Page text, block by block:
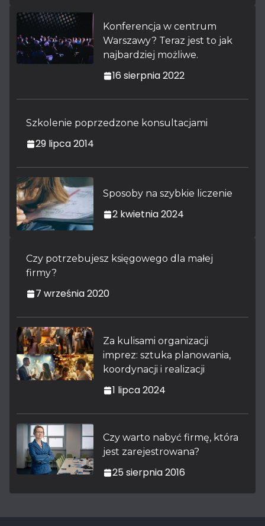
Konferencja w centrum
Warszawy? Teraz jest to jak
najbardziej możliwe.
16 sierpnia 2022
Szkolenie poprzedzone konsultacjami
29 lipca 2014
Sposoby na szybkie liczenie
2 kwietnia 2024
Czy potrzebujesz księgowego dla małej
firmy?
7 września 2020
Za kulisami organizacji
imprez: sztuka planowania,
koordynacji i realizacji
1 lipca 2024
Czy warto nabyć firmę, która
jest zarejestrowana?
25 sierpnia 2016